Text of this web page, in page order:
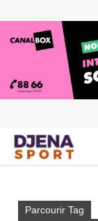
Parcourir Tag